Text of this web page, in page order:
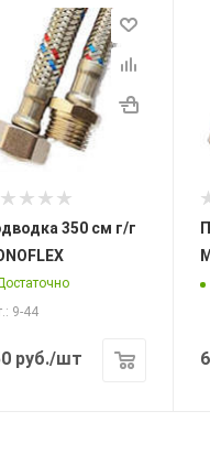
350 см г/г
9-44
руб./шт